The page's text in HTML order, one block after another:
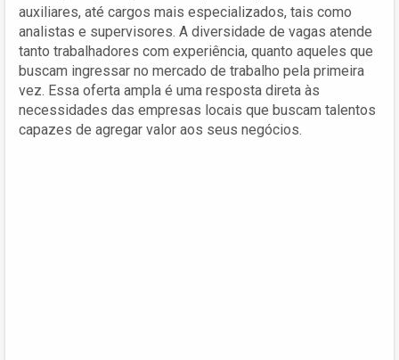
auxiliares, até cargos mais especializados, tais como
analistas e supervisores. A diversidade de vagas atende
tanto trabalhadores com experiência, quanto aqueles que
buscam ingressar no mercado de trabalho pela primeira
vez. Essa oferta ampla é uma resposta direta às
necessidades das empresas locais que buscam talentos
capazes de agregar valor aos seus negócios.